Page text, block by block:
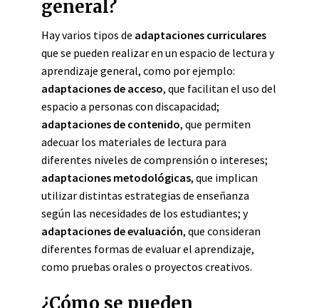
general?
Hay varios tipos de adaptaciones curriculares
que se pueden realizar en un espacio de lectura y
aprendizaje general, como por ejemplo:
adaptaciones de acceso, que facilitan el uso del
espacio a personas con discapacidad;
adaptaciones de contenido, que permiten
adecuar los materiales de lectura para
diferentes niveles de comprensión o intereses;
adaptaciones metodológicas, que implican
utilizar distintas estrategias de enseñanza
según las necesidades de los estudiantes; y
adaptaciones de evaluación, que consideran
diferentes formas de evaluar el aprendizaje,
como pruebas orales o proyectos creativos.
¿Cómo se pueden